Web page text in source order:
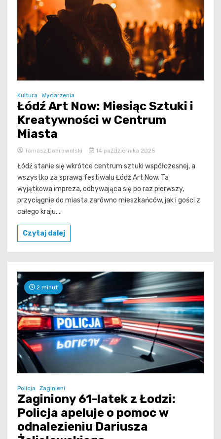
Kultura Wydarzenia
Łódź Art Now: Miesiąc Sztuki i
Kreatywności w Centrum
Miasta
Tomasz Dobrowolski 14 października 2025
Łódź stanie się wkrótce centrum sztuki współczesnej, a
wszystko za sprawą festiwalu Łódź Art Now. Ta
wyjątkowa impreza, odbywająca się po raz pierwszy,
przyciągnie do miasta zarówno mieszkańców, jak i gości z
całego kraju....
Czytaj dalej
2 minut
Policja Zaginieni
Zaginiony 61-latek z Łodzi:
Policja apeluje o pomoc w
odnalezieniu Dariusza